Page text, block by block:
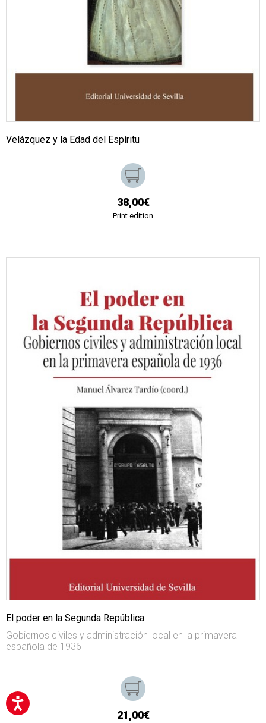
Velázquez y la Edad del Espíritu
38,00€
Print edition
El poder en la Segunda República
Gobiernos civiles y administración local en la primavera
española de 1936
21,00€